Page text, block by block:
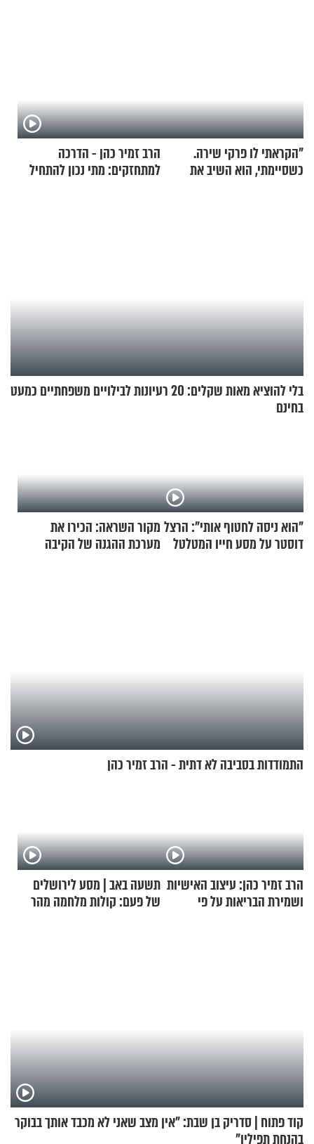
"הקראתי לו פרקי שירה.
כשסיימתי, הוא השיב את
הרב זמיר כהן - הדרכה
למתחזקים: מתי נכון להתחיל
בלי להוציא מאות שקלים: 20 רעיונות לבילויים משפחתיים כמעט
בחינם
"הוא ניסה לחטוף אותי": הרצל
דוסטר על מסע חייו המטלטל
מקור השראה: הכירו את
מערכת ההגנה של הקיבה
התמודדות בסביבה לא דתית - הרב זמיר כהן
הרב זמיר כהן: עיצוב האישיות
ושמירת הבריאות על פי
תשעה באב | מסע לירושלים
של פעם: קולות מלחמה מהר
קוד פתוח | סדריק בן שבת: "אין מצב שאני לא מכבד אותך בבוקר
בהנחת תפילין"